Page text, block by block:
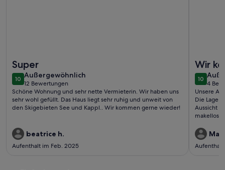
Super
1010 von 10
Außergewöhnlich
außergewöhnlich
12 Bewertungen
(12
bewertungen)
Schöne Wohnung und sehr nette Vermieterin. Wir haben uns
sehr wohl gefüllt. Das Haus liegt sehr ruhig und unweit von
den Skigebieten See und Kappl.. Wir kommen gerne wieder!
beatrice h.
Aufenthalt im Feb. 2025
Wir
1010 von
4
(4
Unsere
Die Lage
Aussicht
makellos
kommen